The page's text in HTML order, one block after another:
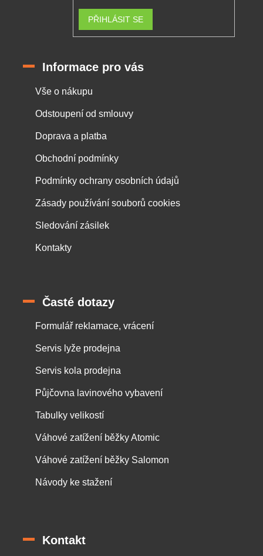
PŘIHLÁSIT SE
Informace pro vás
Vše o nákupu
Odstoupení od smlouvy
Doprava a platba
Obchodní podmínky
Podmínky ochrany osobních údajů
Zásady používání souborů cookies
Sledování zásilek
Kontakty
Časté dotazy
Formulář reklamace, vrácení
Servis lyže prodejna
Servis kola prodejna
Půjčovna lavinového vybavení
Tabulky velikostí
Váhové zatížení běžky Atomic
Váhové zatížení běžky Salomon
Návody ke stažení
Kontakt